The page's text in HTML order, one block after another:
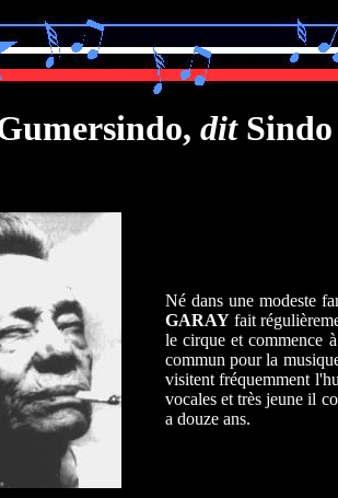
ditSindo
Né dans une modeste
GARAYfait
le cirque et commence
commun pour la
visitent fréquemment
vocales et très jeune il
a douze ans.